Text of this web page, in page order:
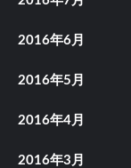
2016年6月
2016年5月
2016年4月
2016年3月